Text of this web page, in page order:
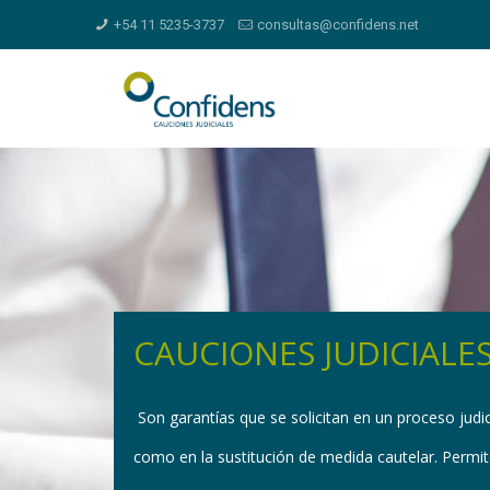
+54 11 5235-3737 consultas@confidens.net
CAUCIONES
Son garantías que se solicitan en un proceso
como en la sustitución de medida cautelar.